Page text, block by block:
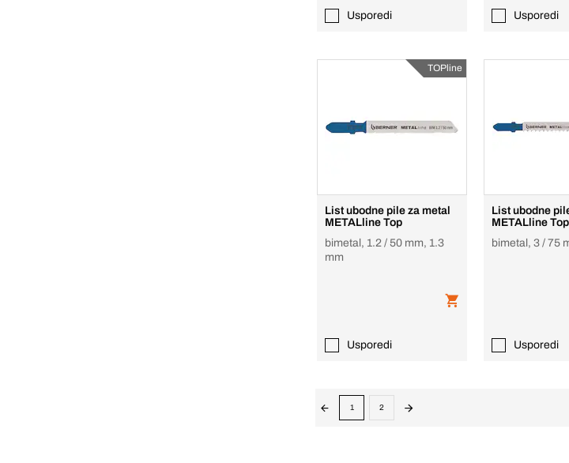
Usporedi Usporedi
TOPline
List ubodne pile za metal
METALline Top
bimetal, 1.2 / 50 mm, 1.3
mm
Usporedi
List ubodne
METALline Top
bimetal, 3 / 75
Usporedi
1 2